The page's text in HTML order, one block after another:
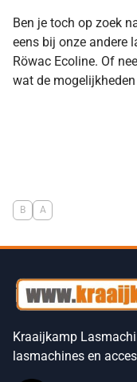
Ben je toch op zoek
eens bij onze andere
Röwac Ecoline. Of
wat de
B A
Kraaijkamp
lasmachines en